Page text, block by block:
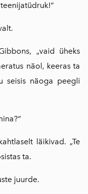
„vaid üheks
näol, keeras ta
seisis näoga peegli
läikivad. „Te
ta.
juurde.